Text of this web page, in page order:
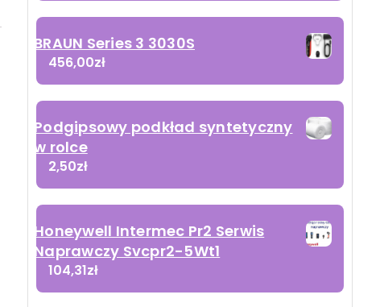
BRAUN Series 3 3030S
456,00zł
Podgipsowy podkład syntetyczny
w rolce
2,50zł
Honeywell Intermec Pr2 Serwis
Naprawczy Svcpr2-5Wt1
104,31zł